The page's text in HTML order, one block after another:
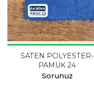
SATEN POLYESTER-
PAMUK 24
Sorunuz